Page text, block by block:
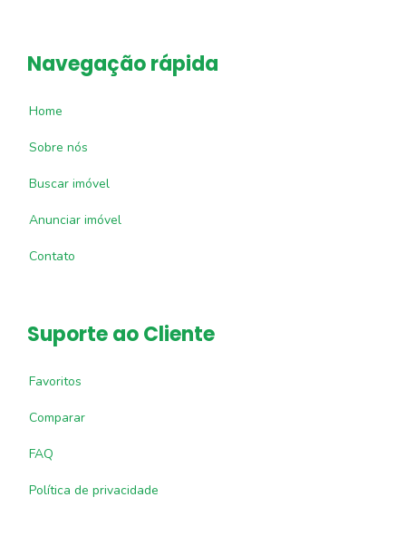
Navegação rápida
Home
Sobre nós
Buscar imóvel
Anunciar imóvel
Contato
Suporte ao Cliente
Favoritos
Comparar
FAQ
Política de privacidade